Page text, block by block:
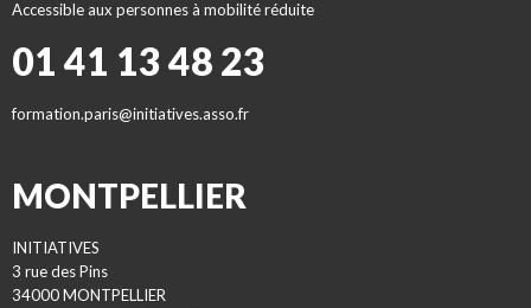
Accessible aux personnes à mobilité réduite
01 41 13 48 23
formation.paris@initiatives.asso.fr
MONTPELLIER
INITIATIVES
3 rue des Pins
34000 MONTPELLIER